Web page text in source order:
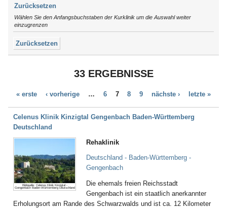
Tirol
Aukrug
Bad Abbach
Bad Arolsen
Bad Bellingen
Bad Bentheim
Bad Berleburg
Bad Bertrich
Bad Bevensen
Bad Blankenburg
Bad Bocklet
Bad Bodenteich
Zurücksetzen
Wählen Sie den Anfangsbuchstaben der Kurklinik um die Auswahl weiter
einzugrenzen
Zurücksetzen
33 ERGEBNISSE
« erste ‹ vorherige … 6 7 8 9 nächste › letzte »
Celenus Klinik Kinzigtal Gengenbach Baden-Württemberg
Deutschland
Bildquelle: Celenus Klinik Kinzigtal -
Gengenbach Baden-Württemberg Deutschland
Rehaklinik
Deutschland - Baden-Württemberg -
Gengenbach
Die ehemals freien Reichsstadt
Gengenbach ist ein staatlich anerkannter
Erholungsort am Rande des Schwarzwalds und ist ca. 12 Kilometer